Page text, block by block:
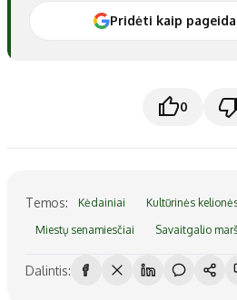
Pridėti kaip
0
Temos: Kėdainiai Kultūrinės
Miestų senamiesčiai Savaitgalio
Dalintis: